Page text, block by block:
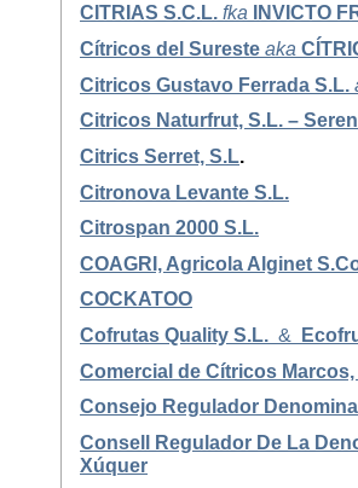
CITRIAS S.C.L. fka INVICTO
Cítricos del Sureste aka
Citricos Gustavo Ferrada S.L.
Citricos Naturfrut, S.L. –
Citrics Serret, S.L.
Citronova Levante S.L.
Citrospan 2000 S.L.
COAGRI, Agricola Alginet
COCKATOO
Cofrutas Quality S.L. &
Comercial de Cítricos
Consejo Regulador
Consell Regulador De La
Xúquer